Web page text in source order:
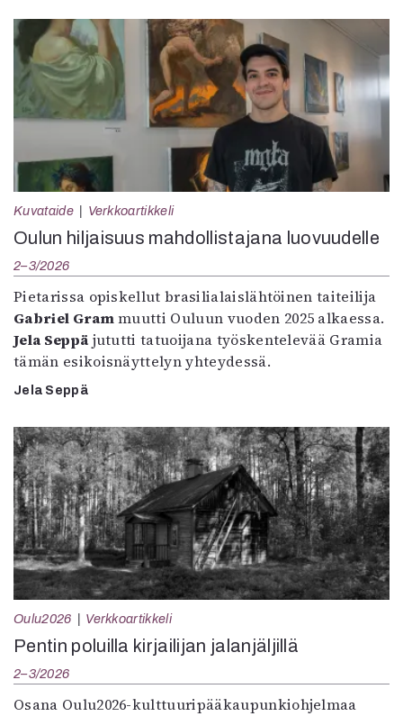
Kuvataide Verkkoartikkeli
Oulun hiljaisuus mahdollistajana luovuudelle
2–3/2026
Pietarissa opiskellut brasilialaislähtöinen taiteilija
Gabriel Grammuutti Ouluun vuoden 2025 alkaessa.
Jela Seppä jututti tatuoijana työskentelevää Gramia
tämän esikoisnäyttelyn yhteydessä.
Jela Seppä
Oulu2026 Verkkoartikkeli
Pentin poluilla kirjailijan jalanjäljillä
2–3/2026
Osana Oulu2026-kulttuuripääkaupunkiohjelmaa